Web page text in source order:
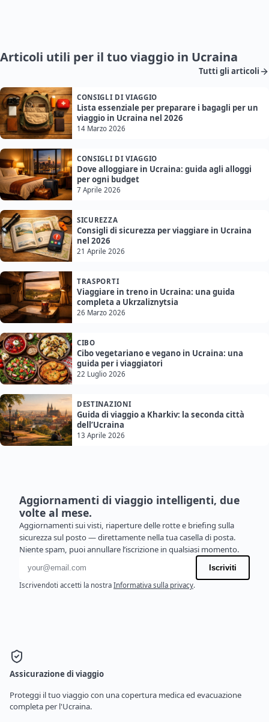
Articoli utili per il tuo viaggio in Ucraina
Tutti gli articoli
CONSIGLI DI VIAGGIO
Lista essenziale per preparare i bagagli per un
viaggio in Ucraina nel 2026
14 Marzo 2026
CONSIGLI DI VIAGGIO
Dove alloggiare in Ucraina: guida agli alloggi
per ogni budget
7 Aprile 2026
SICUREZZA
Consigli di sicurezza per viaggiare in Ucraina
nel 2026
21 Aprile 2026
TRASPORTI
Viaggiare in treno in Ucraina: una guida
completa a Ukrzaliznytsia
26 Marzo 2026
CIBO
Cibo vegetariano e vegano in Ucraina: una
guida per i viaggiatori
22 Luglio 2026
DESTINAZIONI
Guida di viaggio a Kharkiv: la seconda città
dell’Ucraina
13 Aprile 2026
Aggiornamenti di viaggio intelligenti, due
volte al mese.
Aggiornamenti sui visti, riaperture delle rotte e briefing sulla
sicurezza sul posto — direttamente nella tua casella di posta.
Niente spam, puoi annullare l’iscrizione in qualsiasi momento.
Indirizzo email
Iscriviti
Iscrivendoti accetti la nostra Informativa sulla privacy.
Assicurazione di viaggio
Proteggi il tuo viaggio con una copertura medica ed evacuazione
completa per l'Ucraina.